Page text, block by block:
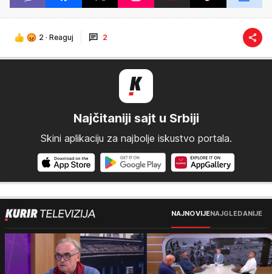
2 · Reaguj 2
Najčitaniji sajt u Srbiji
Skini aplikaciju za najbolje iskustvo portala.
NAJNOVIJENAJGLEDANIJE